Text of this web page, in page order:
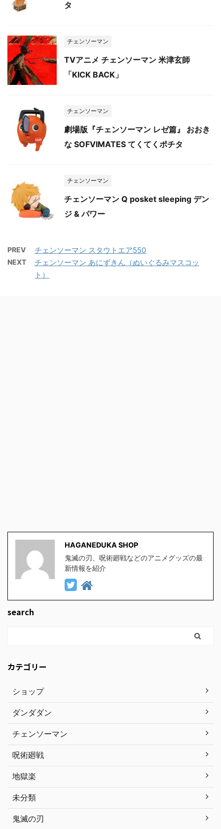
タ
チェンソーマン
TVアニメ チェンソーマン 米津玄師
「KICK BACK」
チェンソーマン
劇場版『チェンソーマン レゼ篇』 おおき
な SOFVIMATES てくてくポチタ
チェンソーマン
チェンソーマン Q posket sleeping デン
ジ & パワー
PREV チェンソーマン スタウトエア550
NEXT
チェンソーマン あにずきん（ぬいぐるみマスコッ
ト）
HAGANEDUKA SHOP
鬼滅の刃、呪術廻戦などのアニメグッズの最
新情報を紹介
search
カテゴリー
ショップ
ダンダダン
チェンソーマン
呪術廻戦
地獄楽
未分類
鬼滅の刃